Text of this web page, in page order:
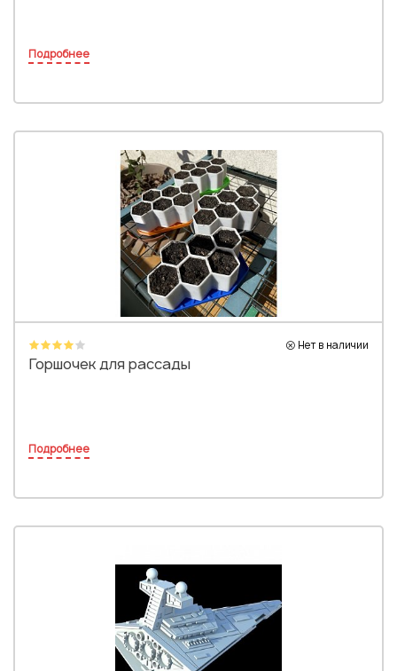
Подробнее
Нет в наличии
Горшочек для рассады
Подробнее